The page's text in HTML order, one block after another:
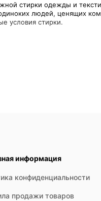
стирки одежды и
людей, ценящих
информация
конфиденциальности
продажи товаров